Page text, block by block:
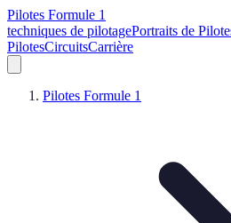
Pilotes Formule 1
techniques de pilotagePortraits de
PilotesCircuitsCarrière
Pilotes Formule 1